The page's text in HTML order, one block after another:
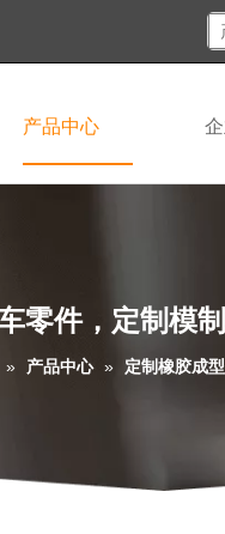
产品中心
零件，定制模
» 产品中心 » 定制橡胶成